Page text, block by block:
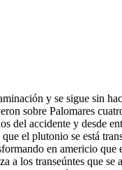
y se sigue sin
sobre Palomares
del accidente y desde
el plutonio se está
en americio
a los transeúntes que se